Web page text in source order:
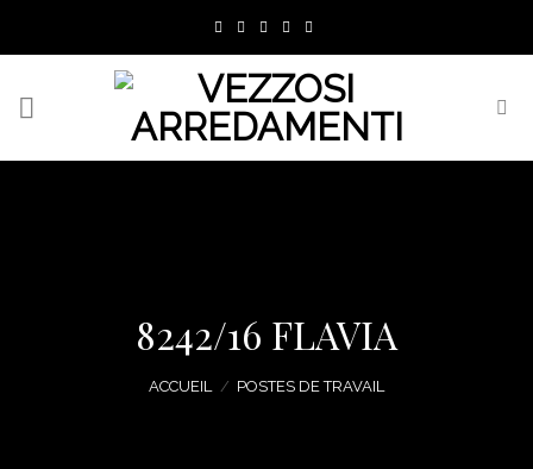
8242/16 FLAVIA
ACCUEIL / POSTES DE TRAVAIL